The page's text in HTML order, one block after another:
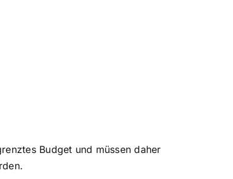
Budget und müssen daher